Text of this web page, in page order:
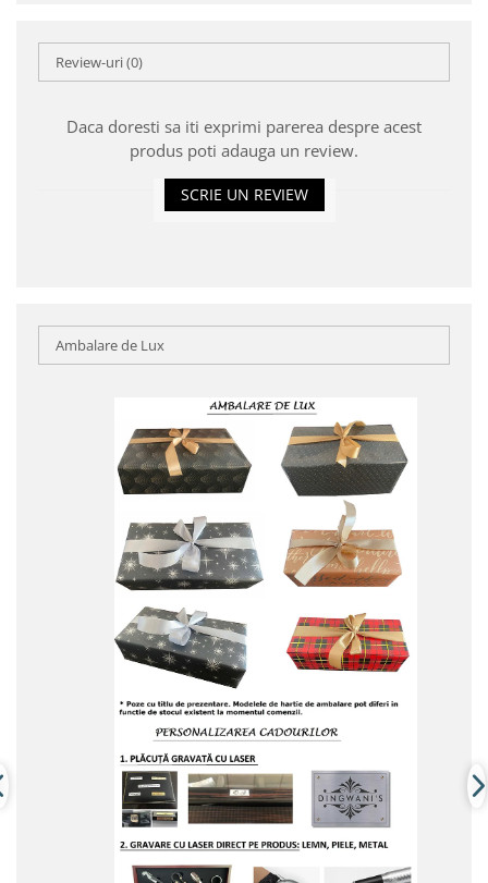
Review-uri(0)
Daca doresti sa iti exprimi parerea despre acest
produs poti adauga un review.
SCRIE UN REVIEW
Ambalare de Lux